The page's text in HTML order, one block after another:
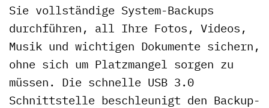
Sie vollständige System-Backups
durchführen, all Ihre Fotos, Videos,
Musik und wichtigen Dokumente sichern,
ohne sich um Platzmangel sorgen zu
müssen. Die schnelle USB 3.0
Schnittstelle beschleunigt den Backup-